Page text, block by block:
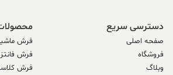
دسترسی سریع
صفحه اصلی
فروشگاه
وبلاگ
فرش
فرش
فرش